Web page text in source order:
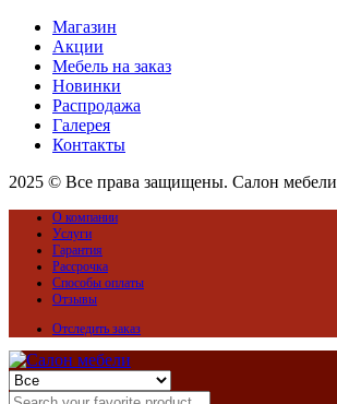
Магазин
Акции
Мебель на заказ
Новинки
Распродажа
Галерея
Контакты
2025 © Все права защищены. Салон мебели
О компании
Услуги
Гарантия
Рассрочка
Способы оплаты
Отзывы
Отследить заказ